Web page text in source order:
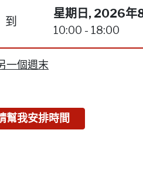
到
星期日, 2026年
10:00 - 18:00
一個週末
幫我安排時間